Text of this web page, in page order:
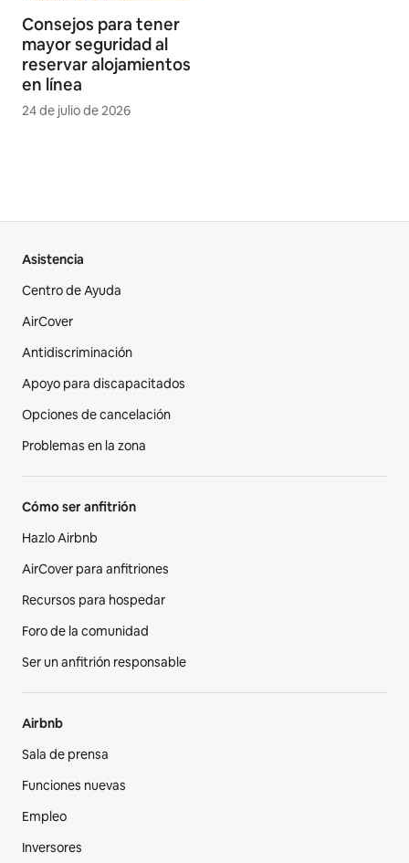
Consejos para tener
mayor seguridad al
reservar alojamientos
en línea
24 de julio de 2026
Asistencia
Centro de Ayuda
AirCover
Antidiscriminación
Apoyo para discapacitados
Opciones de cancelación
Problemas en la zona
Cómo ser anfitrión
Hazlo Airbnb
AirCover para anfitriones
Recursos para hospedar
Foro de la comunidad
Ser un anfitrión responsable
Airbnb
Sala de prensa
Funciones nuevas
Empleo
Inversores